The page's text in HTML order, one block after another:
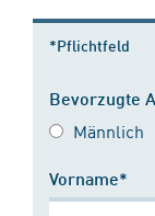
*Pflichtfeld
Bevorzugte
Männlich
Vorname*